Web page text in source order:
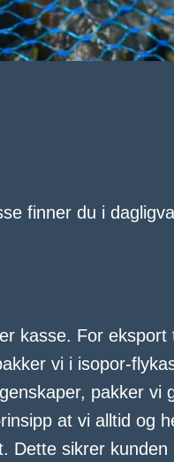
finner du i
kasse. For eksport
vi i isopor-
pakker vi
at vi alltid og
Dette sikrer kunden